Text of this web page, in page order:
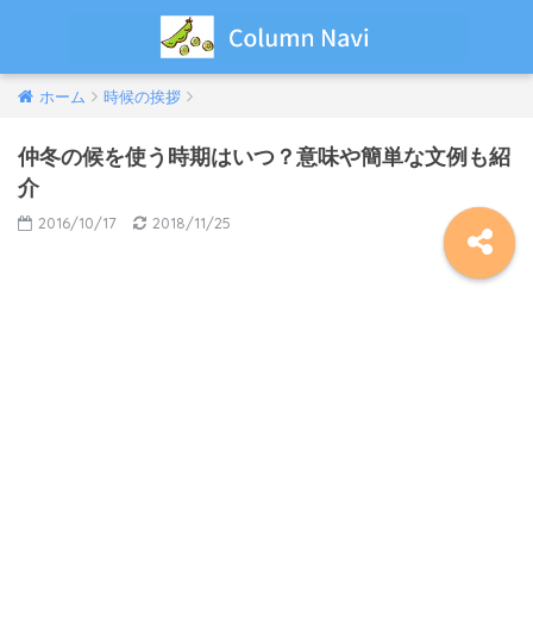
ホーム 時候の挨拶
仲冬の候を使う時期はいつ？意味や簡単な文例も紹
介
2016/10/17 2018/11/25